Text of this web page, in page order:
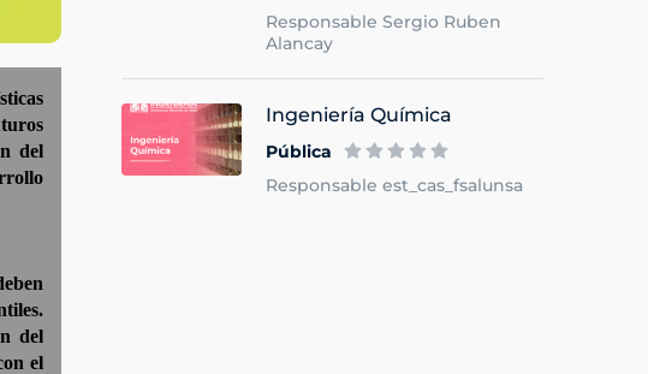
del
del
el
Responsable Sergio Ruben
Alancay
Ingeniería Química
Pública
Responsable est_cas_fsalunsa